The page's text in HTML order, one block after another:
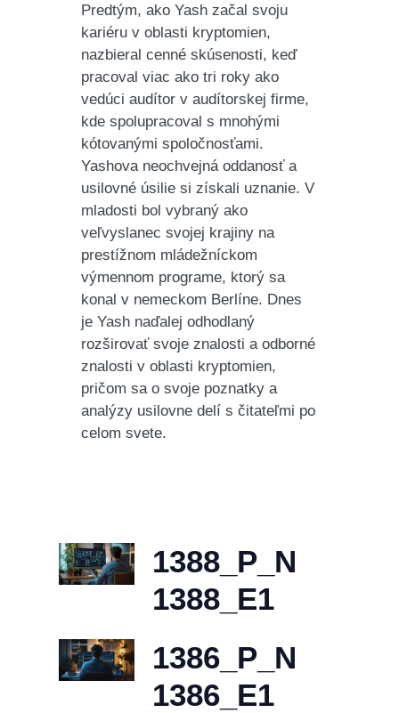
Predtým, ako Yash začal svoju
kariéru v oblasti kryptomien,
nazbieral cenné skúsenosti, keď
pracoval viac ako tri roky ako
vedúci audítor v audítorskej firme,
kde spolupracoval s mnohými
kótovanými spoločnosťami.
Yashova neochvejná oddanosť a
usilovné úsilie si získali uznanie. V
mladosti bol vybraný ako
veľvyslanec svojej krajiny na
prestížnom mládežníckom
výmennom programe, ktorý sa
konal v nemeckom Berlíne. Dnes
je Yash naďalej odhodlaný
rozširovať svoje znalosti a odborné
znalosti v oblasti kryptomien,
pričom sa o svoje poznatky a
analýzy usilovne delí s čitateľmi po
celom svete.
1388_P_N
1388_E1
1386_P_N
1386_E1